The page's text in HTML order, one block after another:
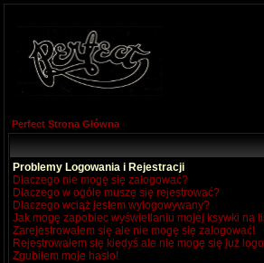
Perfect Strona Główna
Problemy Logowania i Rejestracji
Dlaczego nie mogę się zalogować?
Dlaczego w ogóle muszę się rejestrować?
Dlaczego wciąż jestem wylogowywany?
Jak mogę zapobiec wyświetlaniu mojej ksywki na
Zarejestrowałem się ale nie mogę się zalogować!
Rejestrowałem się kiedyś ale nie mogę się już
Zgubiłem moje hasło!